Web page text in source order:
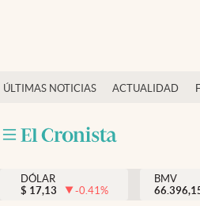
ÚLTIMAS NOTICIAS ACTUALIDAD
Actualidad
Internacionales
DÓLAR
$ 17,13 -0.41%
BMV